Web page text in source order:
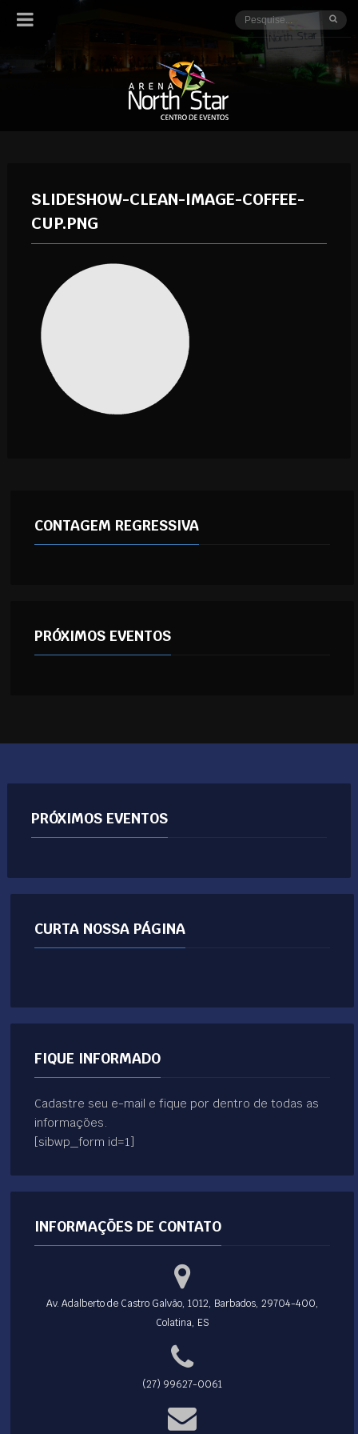
SLIDESHOW-CLEAN-IMAGE-COFFEE-
CUP.PNG
CONTAGEM REGRESSIVA
PRÓXIMOS EVENTOS
PRÓXIMOS EVENTOS
CURTA NOSSA PÁGINA
FIQUE INFORMADO
Cadastre seu e-mail e fique por dentro de todas as
informações.
[sibwp_form id=1]
INFORMAÇÕES DE CONTATO
Av. Adalberto de Castro Galvão, 1012, Barbados, 29704-400,
Colatina, ES
(27) 99627-0061